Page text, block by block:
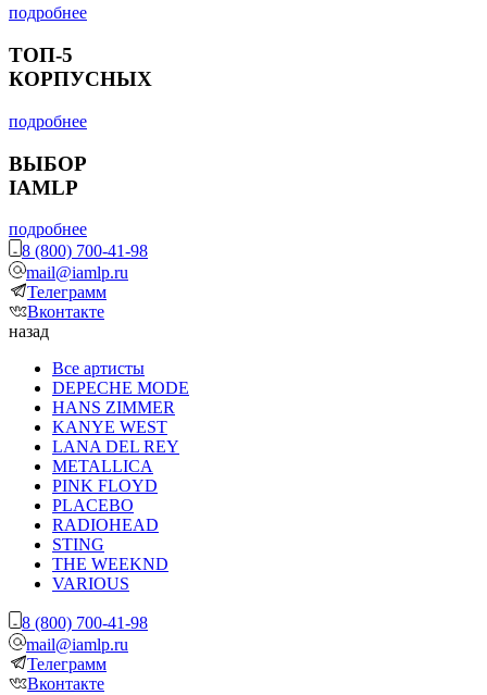
подробнее
ТОП-5
КОРПУСНЫХ
подробнее
ВЫБОР
IAMLP
подробнее
8 (800) 700-41-98
mail@iamlp.ru
Телеграмм
Вконтакте
назад
Все артисты
DEPECHE MODE
HANS ZIMMER
KANYE WEST
LANA DEL REY
METALLICA
PINK FLOYD
PLACEBO
RADIOHEAD
STING
THE WEEKND
VARIOUS
8 (800) 700-41-98
mail@iamlp.ru
Телеграмм
Вконтакте